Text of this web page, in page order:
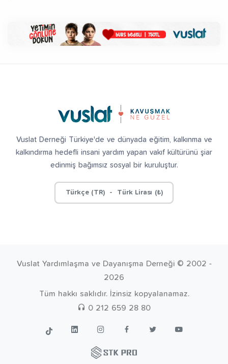
Vuslat Derneği Türkiye'de ve dünyada eğitim, kalkınma ve
kalkındırma hedefli insani yardım yapan vakıf kültürünü şiar
edinmiş bağımsız sosyal bir kuruluştur.
Türkçe (TR) - Türk Lirası (₺)
Vuslat Yardımlaşma ve Dayanışma Derneği © 2002 -
2026
Tüm hakkı saklıdır. İzinsiz kopyalanamaz.
0 212 659 28 80